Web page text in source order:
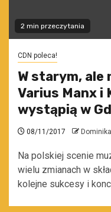
2 min przeczytania
CDN poleca!
W starym, ale
Varius Manx i
wystąpią w
08/11/2017
Na polskiej scenie
wielu zmianach w
kolejne sukcesy i